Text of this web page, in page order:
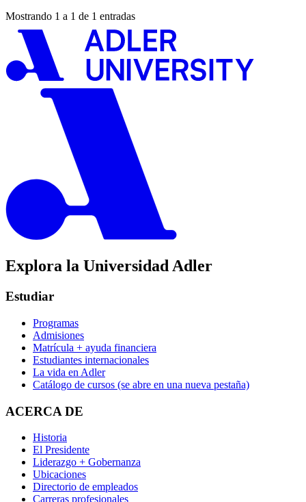
Mostrando 1 a 1 de 1 entradas
Explora la Universidad Adler
Estudiar
Programas
Admisiones
Matrícula + ayuda financiera
Estudiantes internacionales
La vida en Adler
Catálogo de cursos (se abre en una nueva pestaña)
ACERCA DE
Historia
El Presidente
Liderazgo + Gobernanza
Ubicaciones
Directorio de empleados
Carreras profesionales